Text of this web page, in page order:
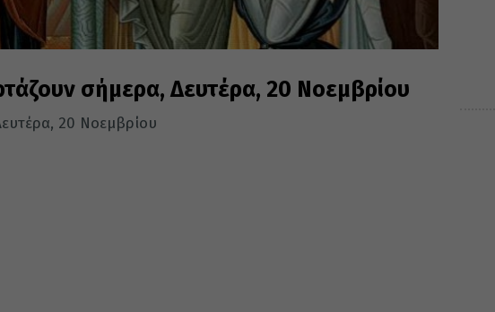
σήμερα, Δευτέρα, 20 Νοεμβρίου
20 Νοεμβρίου